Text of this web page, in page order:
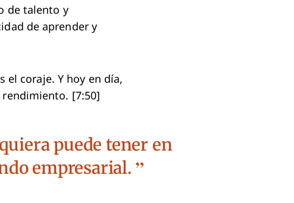
de talento y
de aprender y
el coraje. Y hoy en día,
[7:50]
puede tener en
empresarial.